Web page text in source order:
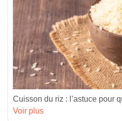
Cuisson du riz : l’astuce pour
Voir plus